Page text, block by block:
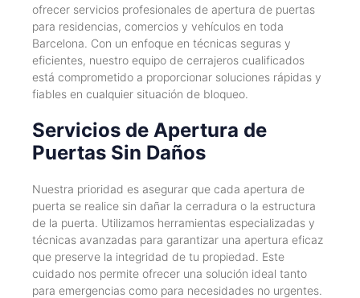
ofrecer servicios profesionales de apertura de puertas
para residencias, comercios y vehículos en toda
Barcelona. Con un enfoque en técnicas seguras y
eficientes, nuestro equipo de cerrajeros cualificados
está comprometido a proporcionar soluciones rápidas y
fiables en cualquier situación de bloqueo.
Servicios de Apertura de
Puertas Sin Daños
Nuestra prioridad es asegurar que cada apertura de
puerta se realice sin dañar la cerradura o la estructura
de la puerta. Utilizamos herramientas especializadas y
técnicas avanzadas para garantizar una apertura eficaz
que preserve la integridad de tu propiedad. Este
cuidado nos permite ofrecer una solución ideal tanto
para emergencias como para necesidades no urgentes.